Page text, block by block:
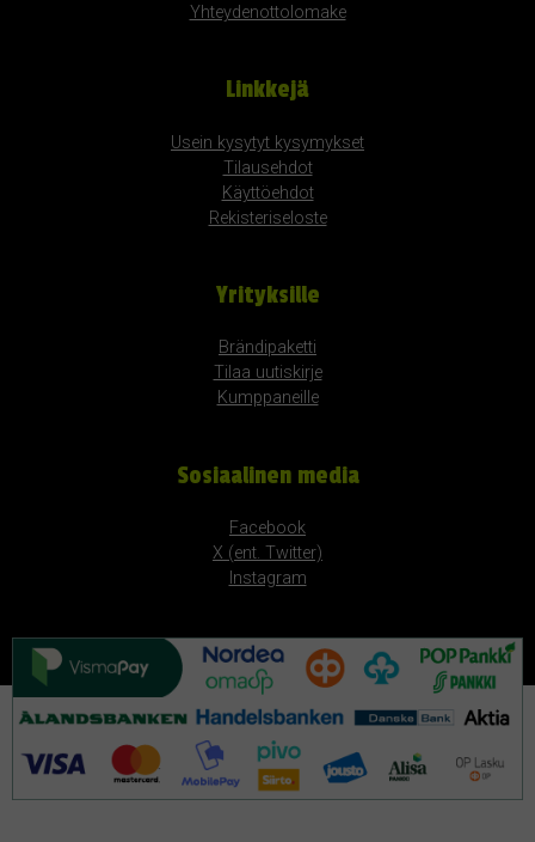
Yhteydenottolomake
Linkkejä
Usein kysytyt kysymykset
Tilausehdot
Käyttöehdot
Rekisteriseloste
Yrityksille
Brändipaketti
Tilaa uutiskirje
Kumppaneille
Sosiaalinen media
Facebook
X (ent. Twitter)
Instagram